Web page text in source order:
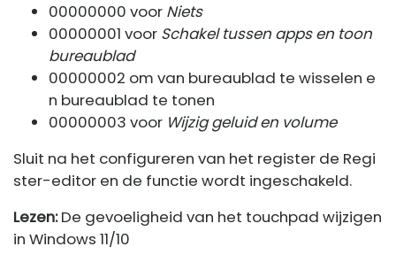
00000000 voor Niets
00000001 voor Schakel tussen apps en toon
bureaublad
00000002 om van bureaublad te wisselen e
n bureaublad te tonen
00000003 voor Wijzig geluid en volume
Sluit na het configureren van het register de Regi
ster-editor en de functie wordt ingeschakeld.
Lezen:De gevoeligheid van het touchpad wijzigen
in Windows 11/10